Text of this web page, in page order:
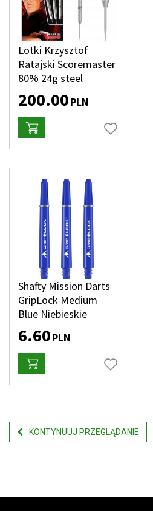
Lotki Krzysztof
Ratajski Scoremaster
80% 24g steel
200.00PLN
Shafty Mission Darts
GripLock Medium
Blue Niebieskie
6.60PLN
KONTYNUUJ PRZEGLĄDANIE